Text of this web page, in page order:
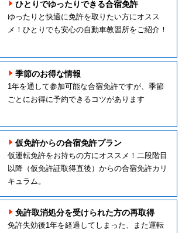
ひとりでゆったりできる合宿免許
ゆったりと快適に免許を取りたい方にオスス
メ！ひとりでも安心の自動車教習所をご紹介！
季節のお得な情報
1年を通して参加可能な合宿免許ですが、季節
ごとにお得に予約できるコツがあります
仮免許からの合宿免許プラン
仮運転免許をお持ちの方にオススメ！二段階目
以降（仮免許証取得直後）からの合宿免許カリ
キュラム。
免許取消処分を受けられた方の再取得
免許失効後1年を経過してしまった、また運転